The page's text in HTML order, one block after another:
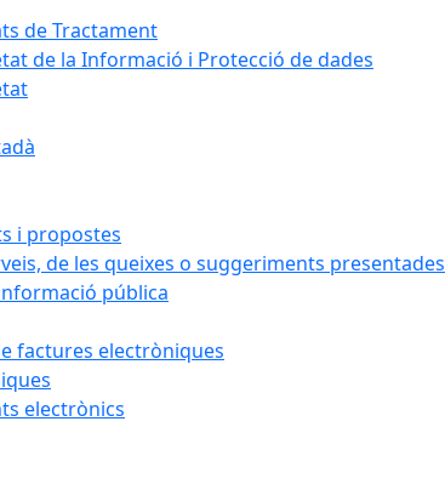
de Tractament
de la Informació i Protecció de dades
i propostes
de les queixes o suggeriments presentades
pública
factures electròniques
electrònics